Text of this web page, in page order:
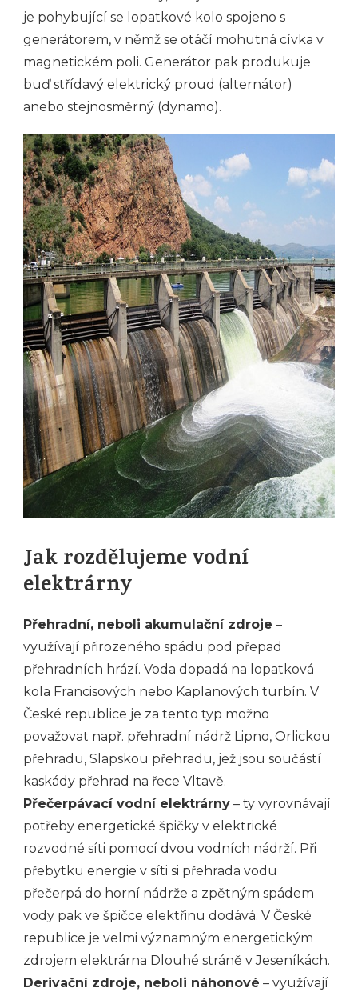
je pohybující se lopatkové kolo spojeno s
generátorem, v němž se otáčí mohutná cívka v
magnetickém poli. Generátor pak produkuje
buď střídavý elektrický proud (alternátor)
anebo stejnosměrný (dynamo).
Jak rozdělujeme vodní
elektrárny
Přehradní, neboli akumulační zdroje –
využívají přirozeného spádu pod přepad
přehradních hrází. Voda dopadá na lopatková
kola Francisových nebo Kaplanových turbín. V
České republice je za tento typ možno
považovat např. přehradní nádrž Lipno, Orlickou
přehradu, Slapskou přehradu, jež jsou součástí
kaskády přehrad na řece Vltavě.
Přečerpávací vodní elektrárny – ty vyrovnávají
potřeby energetické špičky v elektrické
rozvodné síti pomocí dvou vodních nádrží. Při
přebytku energie v síti si přehrada vodu
přečerpá do horní nádrže a zpětným spádem
vody pak ve špičce elektřinu dodává. V České
republice je velmi významným energetickým
zdrojem elektrárna Dlouhé stráně v Jeseníkách.
Derivační zdroje, neboli náhonové – využívají